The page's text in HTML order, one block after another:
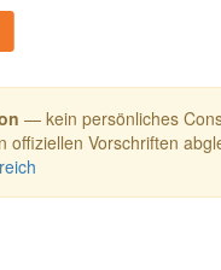
— kein persönliches
offiziellen Vorschriften